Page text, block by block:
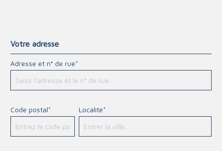
Votre adresse
Adresse et n° de rue*
Code postal* Localité*